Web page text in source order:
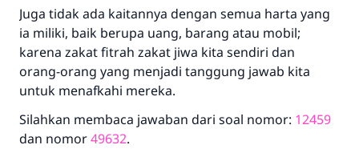
Juga tidak ada kaitannya dengan semua harta yang
ia miliki, baik berupa uang, barang atau mobil;
karena zakat fitrah zakat jiwa kita sendiri dan
orang-orang yang menjadi tanggung jawab kita
untuk menafkahi mereka.
Silahkan membaca jawaban dari soal nomor: 12459
dan nomor49632.